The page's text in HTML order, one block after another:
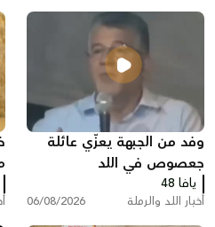
وفد من الجبهة يعزّي عائلة
جعصوص في اللد
يافا 48
أخبار اللد والرملة 06/08/2026